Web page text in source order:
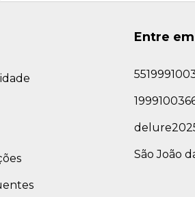
Entre
São João